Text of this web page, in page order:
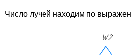
Число лучей находим по